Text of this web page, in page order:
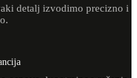
detalj izvodimo precizno i